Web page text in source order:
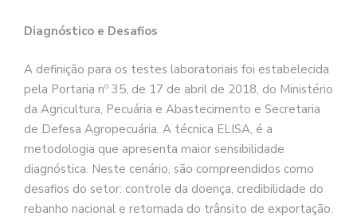
Diagnóstico e Desafios
A definição para os testes laboratoriais foi estabelecida
pela Portaria nº 35, de 17 de abril de 2018, do Ministério
da Agricultura, Pecuária e Abastecimento e Secretaria
de Defesa Agropecuária. A técnica ELISA, é a
metodologia que apresenta maior sensibilidade
diagnóstica. Neste cenário, são compreendidos como
desafios do setor: controle da doença, credibilidade do
rebanho nacional e retomada do trânsito de exportação.